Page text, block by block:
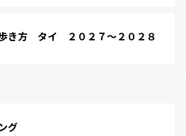
き方 タイ ２０２７～２０２８
グ